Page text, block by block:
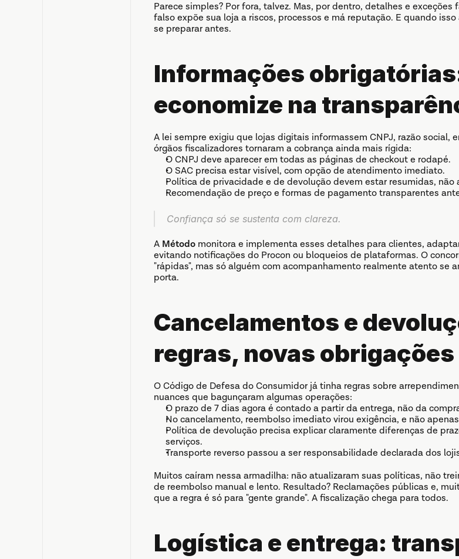
Parece simples? Por fora, talvez. Mas, por dentro, detalhes e
falso expõe sua loja a riscos, processos e má reputação. E quando
se preparar antes.
Informações
economize na
A lei sempre exigiu que lojas digitais informassem CNPJ, razão social,
órgãos fiscalizadores tornaram a cobrança ainda mais rígida:
O CNPJ deve aparecer em todas as páginas de checkout e rodapé.
O SAC precisa estar visível, com opção de atendimento imediato.
Política de privacidade e de devolução devem estar resumidas, não
Recomendação de preço e formas de pagamento transparentes
Confiança só se sustenta com clareza.
A Método monitora e implementa esses detalhes para clientes,
evitando notificações do Procon ou bloqueios de plataformas. O
"rápidas", mas só alguém com acompanhamento realmente atento se
porta.
Cancelamentos e
regras, novas obrigações
O Código de Defesa do Consumidor já tinha regras sobre
nuances que bagunçaram algumas operações:
O prazo de 7 dias agora é contado a partir da entrega, não da
No cancelamento, reembolso imediato virou exigência, e não
Política de devolução precisa explicar claramente diferenças de
serviços.
Transporte reverso passou a ser responsabilidade declarada dos
Muitos caíram nessa armadilha: não atualizaram suas políticas, não
de reembolso manual e lento. Resultado? Reclamações públicas e,
que a regra é só para "gente grande". A fiscalização chega para todos.
Logística e entrega: